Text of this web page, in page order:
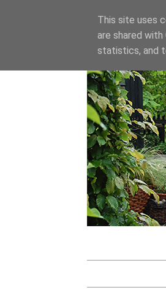
This site uses
are shared
statistics, and